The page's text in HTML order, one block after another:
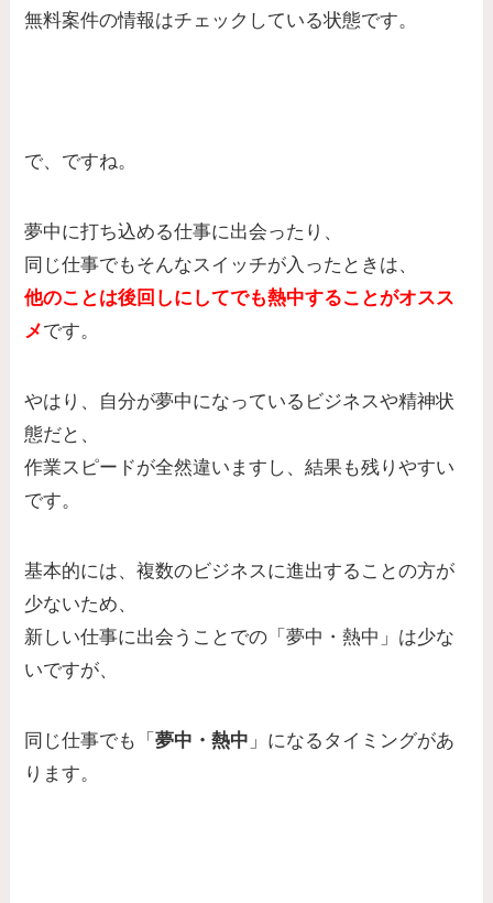
無料案件の情報はチェックしている状態です。
で、ですね。
夢中に打ち込める仕事に出会ったり、
同じ仕事でもそんなスイッチが入ったときは、
他のことは後回しにしてでも熱中することがオスス
メです。
やはり、自分が夢中になっているビジネスや精神状
態だと、
作業スピードが全然違いますし、結果も残りやすい
です。
基本的には、複数のビジネスに進出することの方が
少ないため、
新しい仕事に出会うことでの「夢中・熱中」は少な
いですが、
同じ仕事でも「夢中・熱中 」になるタイミングがあ
ります。